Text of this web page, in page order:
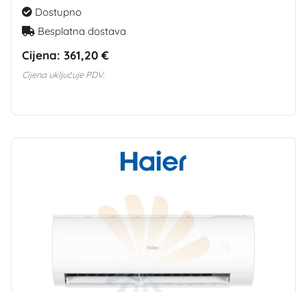
Dostupno
Besplatna dostava
Cijena: 361,20 €
Cijena uključuje PDV.